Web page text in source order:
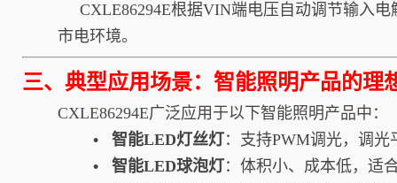
CXLE86294E根据VIN端电压自动调节输入电
市电环境。
三、典型应用场景：智能照明产品的理
CXLE86294E广泛应用于以下智能照明产品中：
• 智能LED灯丝灯：支持PWM调光，调
• 智能LED球泡灯：体积小、成本低，适